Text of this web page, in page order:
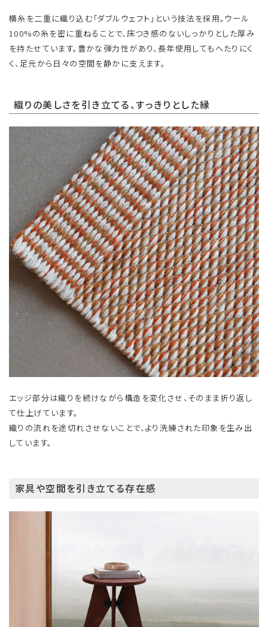
横糸を二重に織り込む「ダブルウェフト」という技法を採用。ウール
100%の糸を密に重ねることで、床つき感のないしっかりとした厚み
を持たせています。豊かな弾力性があり、長年使用してもへたりにく
く、足元から日々の空間を静かに支えます。
織りの美しさを引き立てる、すっきりとした縁
エッジ部分は織りを続けながら構造を変化させ、そのまま折り返し
て仕上げています。
織りの流れを途切れさせないことで、より洗練された印象を生み出
しています。
家具や空間を引き立てる存在感